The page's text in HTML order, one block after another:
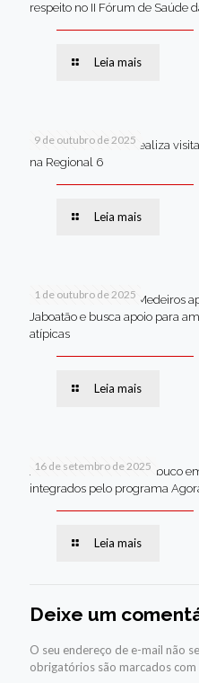
respeito no II Fórum de Saúde
Leia mais
9 de outubro de 2025
Van dos secretários realiza
na Regional 6
Leia mais
1 de outubro de 2025
Em Brasília, Andréa Medeiros
Jaboatão e busca apoio para
atípicas
Leia mais
16 de setembro de 2025
Jaboatão lidera Pernambuco
integrados pelo programa
Leia mais
Deixe um
O seu endereço de e-mail não
obrigatórios são marcados com